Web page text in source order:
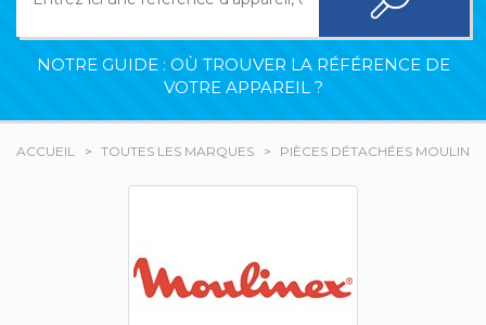
NOTRE GUIDE : OÙ TROUVER LA RÉFÉRENCE DE
VOTRE APPAREIL ?
ACCUEIL TOUTES LES MARQUES PIÈCES DÉTACHÉES MOULINEX